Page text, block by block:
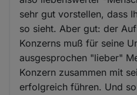
sehr gut vorstellen, dass
so sieht. Aber gut: der
Konzerns muß für seine
ausgesprochen "lieber"
Konzern zusammen mit
erfolgreich führen. Und